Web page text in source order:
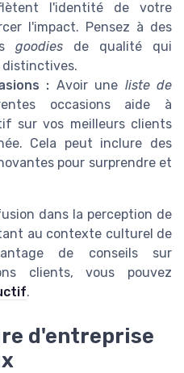
l'identité de votre
l'impact. Pensez à des
goodies de qualité qui
distinctives.
: Avoir une liste de
occasions aide à
sur vos meilleurs clients
Cela peut inclure des
pour surprendre et
dans la perception de
au contexte culturel de
de conseils sur
clients, vous pouvez
.
d'entreprise